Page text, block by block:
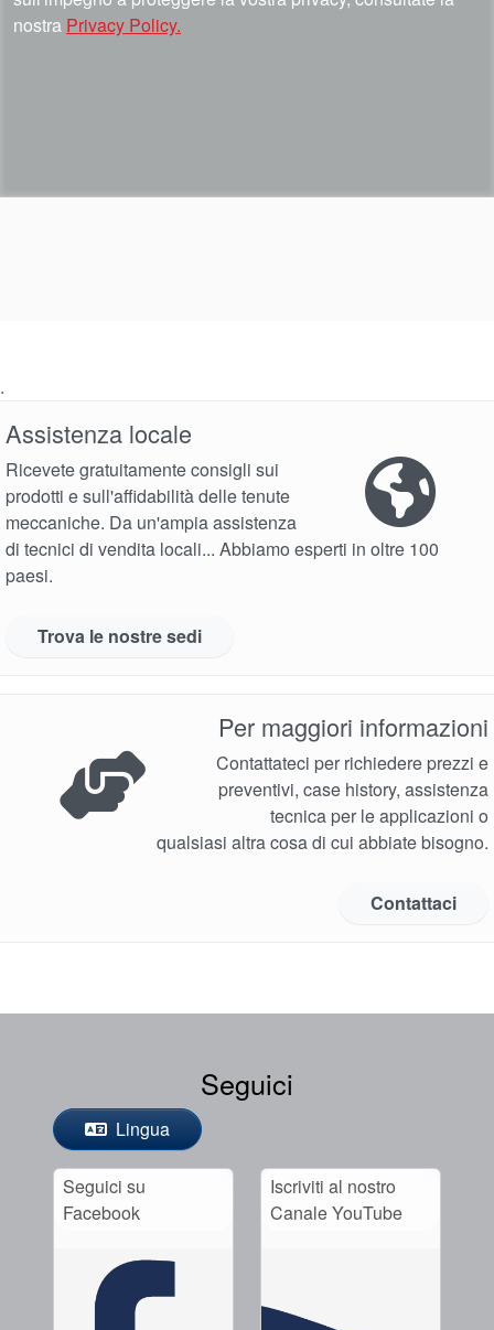
nostra Privacy Policy.
.
Assistenza locale
Ricevete gratuitamente consigli sui
prodotti e sull'affidabilità delle tenute
meccaniche. Da un'ampia assistenza
di tecnici di vendita locali... Abbiamo esperti in oltre 100
paesi.
Trova le nostre sedi
Per maggiori informazioni
Contattateci per richiedere prezzi e
preventivi, case history, assistenza
tecnica per le applicazioni o
qualsiasi altra cosa di cui abbiate bisogno.
Contattaci
Seguici
Lingua
Seguici su
Facebook
Iscriviti al nostro
Canale YouTube